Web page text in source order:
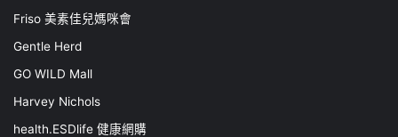
Friso 美素佳兒媽咪會
Gentle Herd
GO WILD Mall
Harvey Nichols
health.ESDlife 健康網購